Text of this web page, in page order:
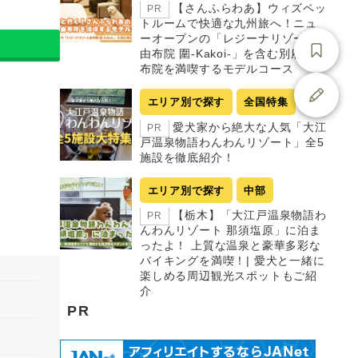
PR
【さんふらわあ】ウィズペッ
トルームで快適な九州旅へ！ニュ
ーオープンの「レジーナリゾート
由布院 圍-Kakoi-」を含む別府・由
布院を満喫するモデルコース
エリア別で探す 全国特集
PR
愛犬家から絶大な人気「大江
戸温泉物語わんわんリゾート」全5
施設を徹底紹介！
エリア別で探す 中部
PR
【栃木】「大江戸温泉物語わ
んわんリゾート 那須塩原」に泊ま
ったよ！ 上質な温泉と豪華多彩な
バイキングを満喫！| 愛犬と一緒に
楽しめる周辺観光スポットもご紹
介
PR